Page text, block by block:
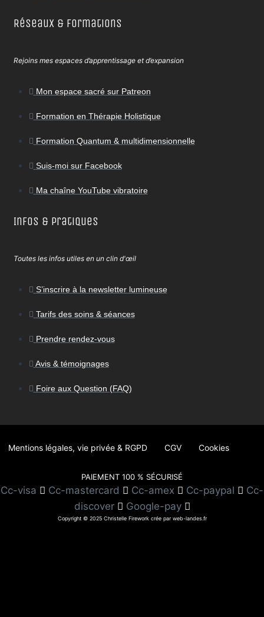
Réseaux & Formations
Rejoins mes espaces d’apprentissage et d’expansion
Mon espace sacré sur Patreon
Formation en Thérapie Holistique
Formation Quantum & multidimensionnelle
Suis-moi sur Facebook
Ma chaîne YouTube vibratoire
Infos & Pratiques
Toutes les infos utiles en un clin d'œil
S’inscrire à la newsletter lumineuse
Tarifs des soins & séances
Prendre rendez-vous
Avis & témoignages
Foire aux Question (FAQ)
Mentions légales, vie privée & RGPD CGV Cookies
PAIEMENT 100 % SÉCURISÉ
Cc-visa Cc-mastercard Cc-amex Cc-paypal
Cc-
discover
Google-pay
Copyright © 2025 Christelle Firework crée par web-landes.fr